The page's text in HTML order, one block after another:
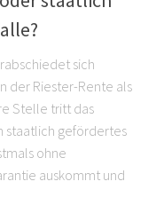
sich
der Riester-Rente als
Stelle tritt das
staatlich gefördertes
ohne
auskommt und